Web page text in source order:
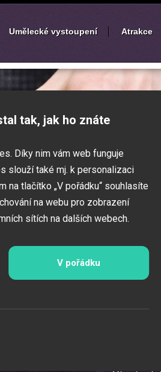
Umělecké vystoupení Atrakce
nás
Máte
Nebo se jen
tak, jak ho znáte
Díky nim vám web funguje
slouží také mj. k personalizaci
na tlačítko „V pořádku“ souhlasíte
na webu pro zobrazení
sítích na dalších webech.
V pořádku